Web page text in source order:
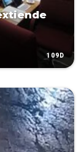
109D